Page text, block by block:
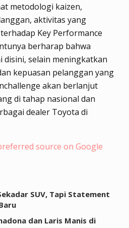
metodologi kaizen,
aktivitas yang
Key Performance
berharap bahwa
disini, selain meningkatkan
kepuasan pelanggan yang
akan berlanjut
di tahap nasional dan
dealer Toyota di
source on Google
SUV, Tapi Statement
dan Laris Manis di